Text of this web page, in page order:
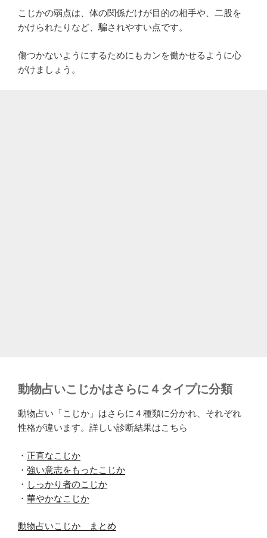
こじかの弱点は、体の関係だけが目的の相手や、二股を
かけられたりなど、騙されやすい点です。
傷つかないようにするためにもカンを働かせるように心
がけましょう。
動物占いこじかはさらに４タイプに分類
動物占い「こじか」はさらに４種類に分かれ、それぞれ
性格が違います。詳しい診断結果はこちら
・ 正直なこじか
・ 強い意志をもったこじか
・ しっかり者のこじか
・ 華やかなこじか
動物占いこじか まとめ